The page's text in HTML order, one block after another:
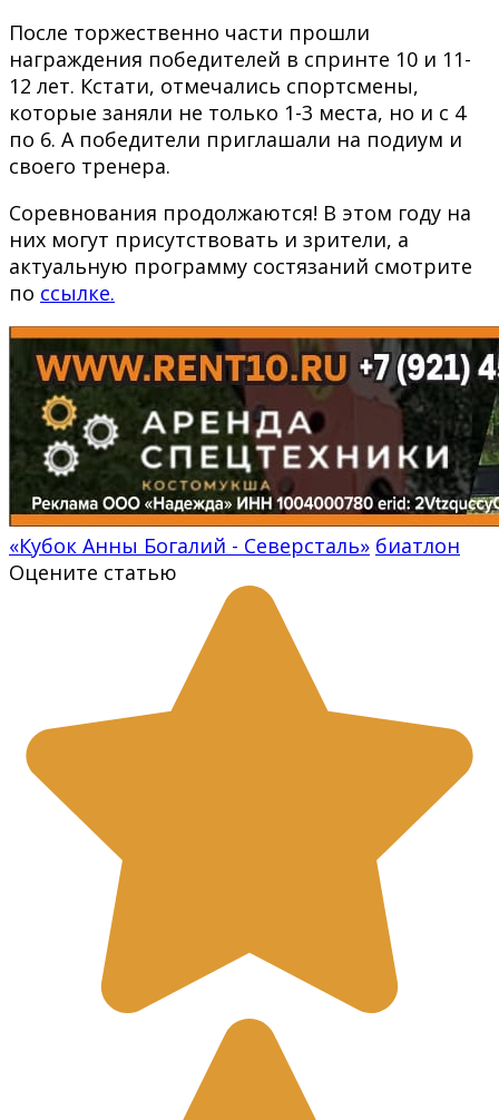
После торжественно части прошли
награждения победителей в спринте 10 и 11-
12 лет. Кстати, отмечались спортсмены,
которые заняли не только 1-3 места, но и с 4
по 6. А победители приглашали на подиум и
своего тренера.
Соревнования продолжаются! В этом году на
них могут присутствовать и зрители, а
актуальную программу состязаний смотрите
по ссылке.
«Кубок Анны Богалий - Северсталь» биатлон
Оцените статью